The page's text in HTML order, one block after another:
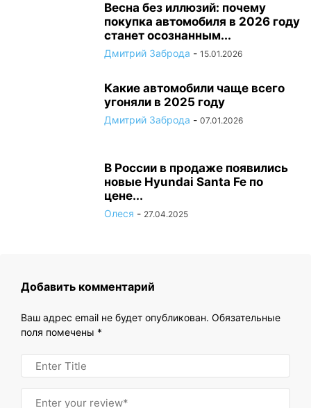
Весна без иллюзий: почему
покупка автомобиля в 2026 году
станет осознанным...
Дмитрий Заброда - 15.01.2026
Какие автомобили чаще всего
угоняли в 2025 году
Дмитрий Заброда - 07.01.2026
В России в продаже появились
новые Hyundai Santa Fe по
цене...
Олеся - 27.04.2025
Добавить комментарий
Ваш адрес email не будет опубликован. Обязательные
поля помечены *